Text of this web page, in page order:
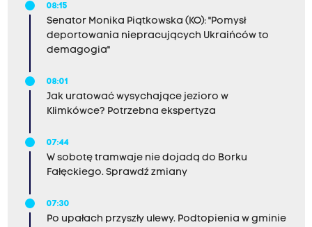
08:15
Senator Monika Piątkowska (KO): "Pomysł
deportowania niepracujących Ukraińców to
demagogia"
08:01
Jak uratować wysychające jezioro w
Klimkówce? Potrzebna ekspertyza
07:44
W sobotę tramwaje nie dojadą do Borku
Fałęckiego. Sprawdź zmiany
07:30
Po upałach przyszły ulewy. Podtopienia w gminie